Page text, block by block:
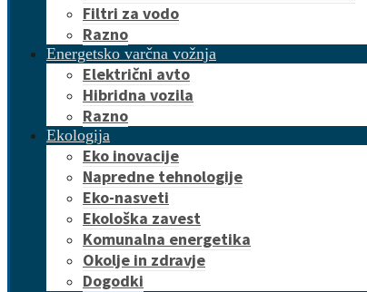
Filtri za vodo
Razno
Energetsko varčna vožnja
Električni avto
Hibridna vozila
Razno
Ekologija
Eko inovacije
Napredne tehnologije
Eko-nasveti
Ekološka zavest
Komunalna energetika
Okolje in zdravje
Dogodki